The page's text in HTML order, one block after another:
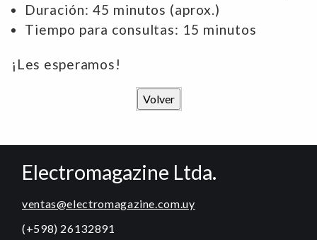
Duración: 45 minutos (aprox.)
Tiempo para consultas: 15 minutos
¡Les esperamos!
Electromagazine Ltda.
ventas@electromagazine.com.uy
(+598) 26132891